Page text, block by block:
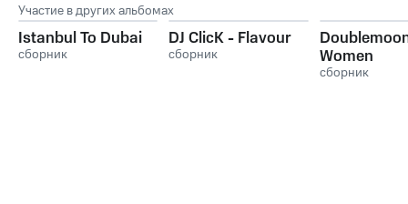
Участие в других альбомах
Istanbul To Dubai
сборник
DJ ClicK - Flavour
сборник
Women
сборник